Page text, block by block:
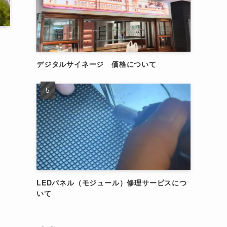
デジタルサイネージ 価格について
LEDパネル（モジュール）修理サービスにつ
いて